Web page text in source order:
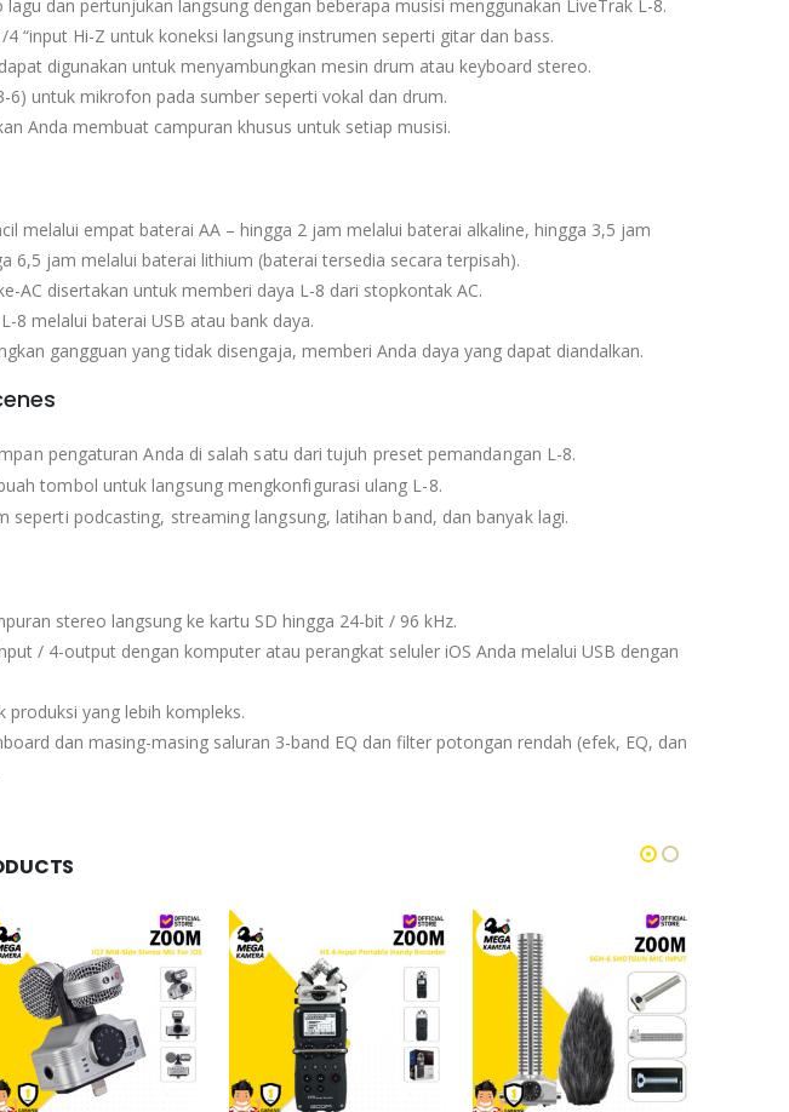
dan pertunjukan langsung dengan beberapa musisi menggunakan LiveTrak L-8.
“input Hi-Z untuk koneksi langsung instrumen seperti gitar dan bass.
digunakan untuk menyambungkan mesin drum atau keyboard stereo.
untuk mikrofon pada sumber seperti vokal dan drum.
Anda membuat campuran khusus untuk setiap musisi.
melalui empat baterai AA – hingga 2 jam melalui baterai alkaline, hingga 3,5 jam
6,5 ​​jam melalui baterai lithium (baterai tersedia secara terpisah).
AC disertakan untuk memberi daya L-8 dari stopkontak AC.
8 melalui baterai USB atau bank daya.
gangguan yang tidak disengaja, memberi Anda daya yang dapat diandalkan.
pengaturan Anda di salah satu dari tujuh preset pemandangan L-8.
tombol untuk langsung mengkonfigurasi ulang L-8.
seperti podcasting, streaming langsung, latihan band, dan banyak lagi.
stereo langsung ke kartu SD hingga 24-bit / 96 kHz.
/ 4-output dengan komputer atau perangkat seluler iOS Anda melalui USB dengan
produksi yang lebih kompleks.
dan masing-masing saluran 3-band EQ dan filter potongan rendah (efek, EQ, dan